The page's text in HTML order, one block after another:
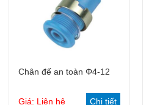
Giỏ hàng
Chân đế an toàn Φ4-12
Giá: Liên hệ Chi tiết
Dây nối thiết bị đo